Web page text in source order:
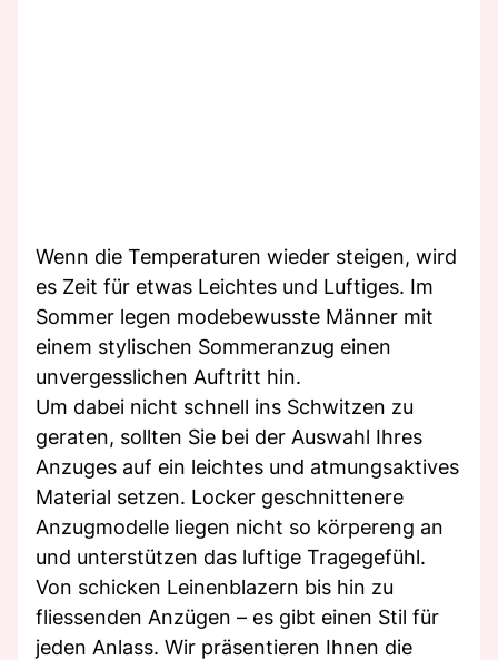
Wenn die Temperaturen wieder steigen, wird
es Zeit für etwas Leichtes und Luftiges. Im
Sommer legen modebewusste Männer mit
einem stylischen Sommeranzug einen
unvergesslichen Auftritt hin.
Um dabei nicht schnell ins Schwitzen zu
geraten, sollten Sie bei der Auswahl Ihres
Anzuges auf ein leichtes und atmungsaktives
Material setzen. Locker geschnittenere
Anzugmodelle liegen nicht so körpereng an
und unterstützen das luftige Tragegefühl.
Von schicken Leinenblazern bis hin zu
fliessenden Anzügen – es gibt einen Stil für
jeden Anlass. Wir präsentieren Ihnen die